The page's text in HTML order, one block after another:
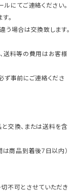
にてご連絡ください。
。
場合は交換致します。
送料等の費用はお客様
ず事前にご連絡くださ
交換、または送料を含
は商品到着後7日以内）
不可とさせていただき